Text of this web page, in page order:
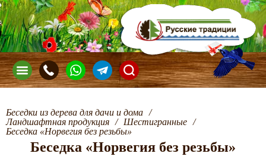
Беседки из дерева для дачи и дома /
Ландшафтная продукция / Шестигранные /
Беседка «Норвегия без резьбы»
Беседка «Норвегия без резьбы»